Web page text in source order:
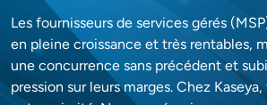
Les fournisseurs de services gérés
en pleine croissance et très rentables,
une concurrence sans précédent et
pression sur leurs marges. Chez